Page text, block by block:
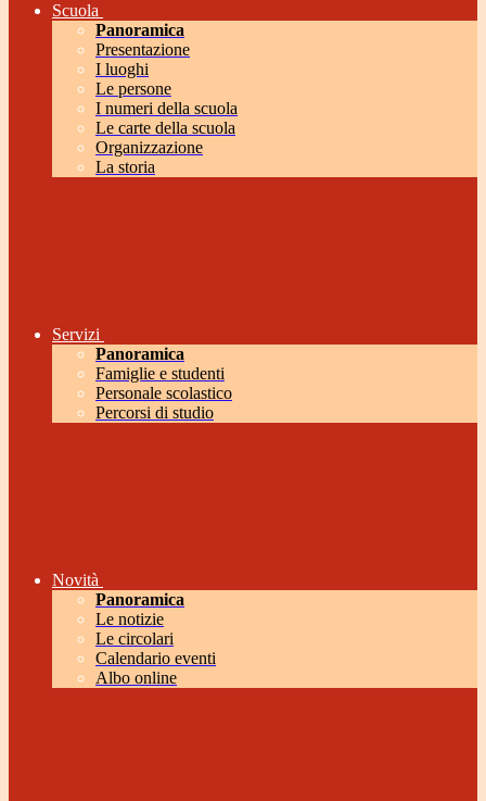
Scuola
Panoramica
Presentazione
I luoghi
Le persone
I numeri della scuola
Le carte della scuola
Organizzazione
La storia
Servizi
Panoramica
Famiglie e studenti
Personale scolastico
Percorsi di studio
Novità
Panoramica
Le notizie
Le circolari
Calendario eventi
Albo online